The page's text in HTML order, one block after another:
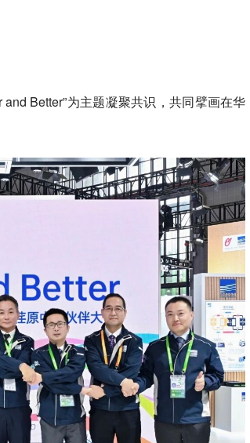
Better”为主题凝聚共识，共同擘画在华